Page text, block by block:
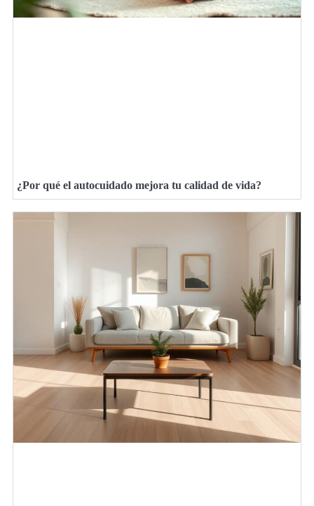
¿Por qué el autocuidado mejora tu calidad de vida?